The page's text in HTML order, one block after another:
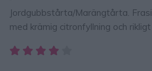
Jordgubbstårta/Marängtårta.
med krämig citronfyllning och
passar alla kalas och högtider!